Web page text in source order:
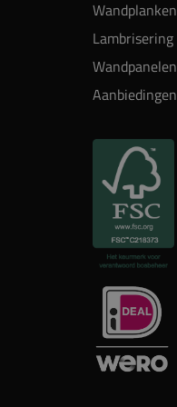
Wandplanken
Lambrisering
Wandpanelen
Aanbiedingen